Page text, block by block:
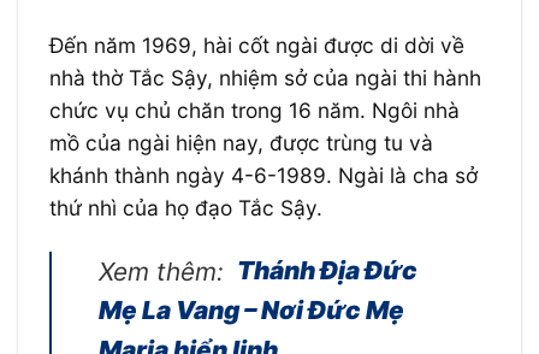
Ðến năm 1969, hài cốt ngài được di dời về
nhà thờ Tắc Sậy, nhiệm sở của ngài thi hành
chức vụ chủ chăn trong 16 năm. Ngôi nhà
mồ của ngài hiện nay, được trùng tu và
khánh thành ngày 4-6-1989. Ngài là cha sở
thứ nhì của họ đạo Tắc Sậy.
Xem thêm: Thánh Địa Đức
Mẹ La Vang – Nơi Đức Mẹ